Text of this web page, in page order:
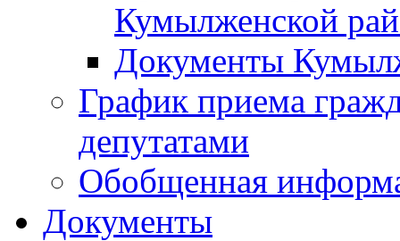
Кумылженской
Документы
График приема
депутатами
Обобщенная
Документы